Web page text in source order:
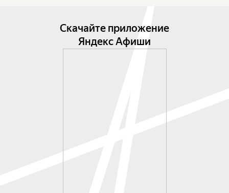
Скачайте приложение
Яндекс Афиши